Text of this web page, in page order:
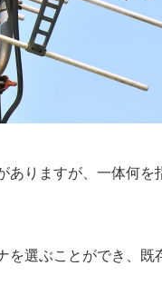
りますが、一体何を
選ぶことができ、